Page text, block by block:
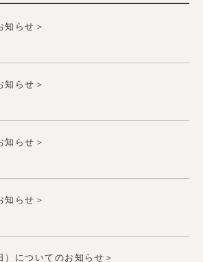
知らせ＞
知らせ＞
知らせ＞
知らせ＞
）についてのお知らせ＞